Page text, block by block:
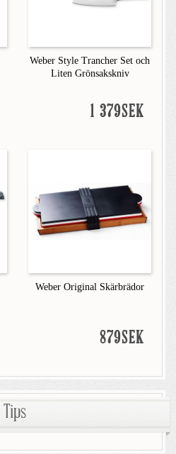
Weber Style Trancher Set och
Liten Grönsakskniv
1 379SEK
Weber Original Skärbrädor
879SEK
Tips